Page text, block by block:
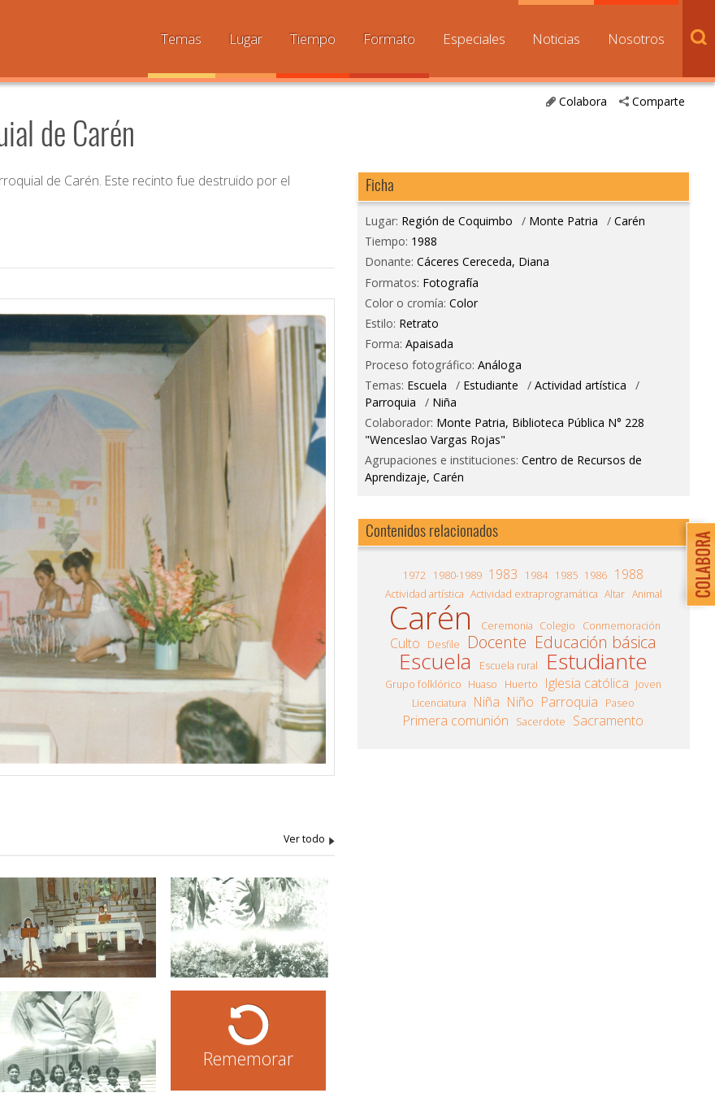
Temas Lugar Tiempo Formato Especiales Noticias Nosotros
Comparte
Colabora
de Carén
de Carén. Este recinto fue destruido por el
Rememorar
Ficha
Lugar: Región de Coquimbo / Monte Patria / Carén
Tiempo: 1988
Donante: Cáceres Cereceda, Diana
Formatos: Fotografía
Color o cromía: Color
Estilo: Retrato
Forma: Apaisada
Proceso fotográfico: Análoga
Temas: Escuela / Estudiante / Actividad artística
/
Parroquia
/ Niña
Colaborador: Monte Patria, Biblioteca Pública N° 228
"Wenceslao Vargas Rojas"
Agrupaciones e instituciones: Centro de Recursos de
Aprendizaje, Carén
Contenidos relacionados
1972 1980-1989 1983 1984 1985 1986 1988
Actividad artística Actividad extraprogramática Altar Animal
Carén Ceremonia Colegio Conmemoración
Culto Desfile Docente Educación básica
Escuela Escuela rural Estudiante
Grupo folklórico Huaso Huerto Iglesia católica Joven
Licenciatura
Niña Niño Parroquia Paseo
Primera comunión Sacerdote Sacramento